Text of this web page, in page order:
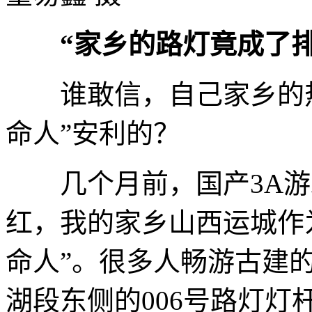
“家乡的路灯竟成了
谁敢信，自己家乡的
命人”安利的？
几个月前，国产3A游
红，我的家乡山西运城
命人”。很多人畅游古建
湖段东侧的006号路灯